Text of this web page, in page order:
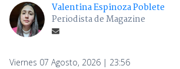
Valentina Espinoza Poblete
Periodista de Magazine
Viernes 07 Agosto, 2026 | 23:56